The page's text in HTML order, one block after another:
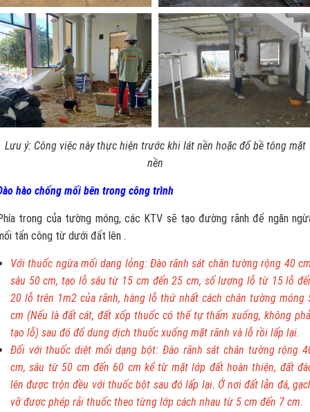
Lưu ý: Công việc này thực hiện trước khi lát nền hoặc đổ bề tông mặt
nền
hào chống mối bên trong công trình
trong của tường móng, các KTV sẽ tạo đường rãnh để ngăn
tấn công từ dưới đất lên .
Với thuốc ngừa mối dạng lỏng: Đào rãnh sát chân tường rộng 40
sâu 50 cm, tạo lỗ sâu từ 15 cm đến 25 cm, số lượng lỗ từ 15 lỗ
20 lỗ trên 1m2 của rãnh, hàng lỗ thứ nhất cách chân tường móng
cm (Nếu là đất cát, đất xốp thuốc có thể tự thấm xuống, không
tạo lỗ) sau đó đổ dung dịch thuốc xuống mặt rãnh và lỗ rồi lấp lại.
Đối với thuốc diệt mối dạng bột: Đào rãnh sát chân tường rộng
cm, sâu từ 50 cm đến 60 cm kể từ mặt lớp đất hoàn thiện, đất
lên được trộn đều với thuốc bột sau đó lấp lại. Ở nơi đất lẫn đá,
vỡ được phép rải thuốc theo từng lớp cách nhau từ 5 cm đến 7 cm.